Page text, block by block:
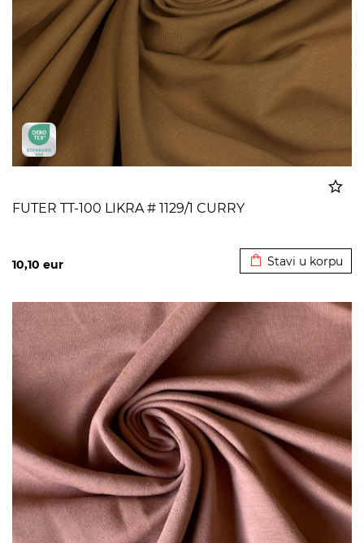
FUTER TT-100 LIKRA # 1129/1 CURRY
10,10 eur Stavi u korpu